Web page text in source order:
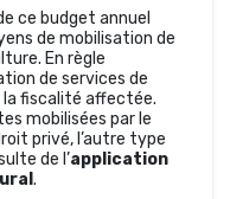
ce budget annuel
de mobilisation de
En règle
de services de
fiscalité affectée.
mobilisées par le
privé, l’autre type
de l’application
.